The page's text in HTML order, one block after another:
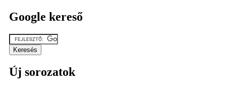
Google kereső
Új sorozatok